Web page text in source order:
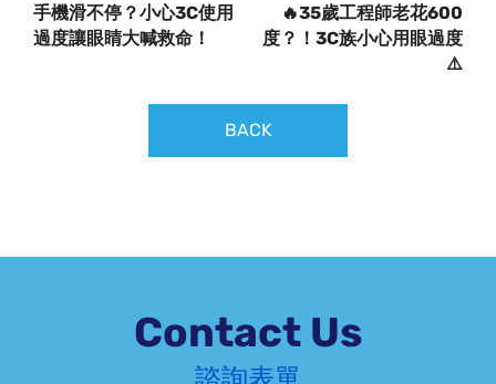
手機滑不停？小心3C使用
過度讓眼睛大喊救命！
🔥35歲工程師老花600
度？！3C族小心用眼過度
⚠️
BACK
Contact Us